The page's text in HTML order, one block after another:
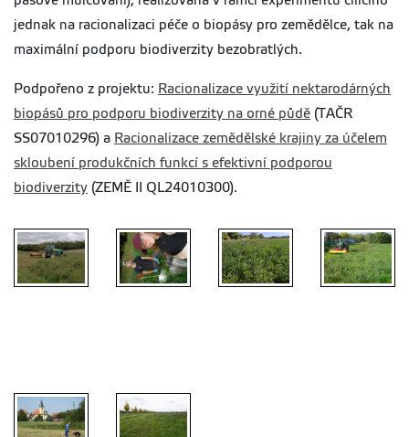
jednak na racionalizaci péče o biopásy pro zemědělce, tak na
maximální podporu biodiverzity bezobratlých.
Podpořeno z projektu: Racionalizace využití nektarodárných
biopásů pro podporu biodiverzity na orné půdě (TAČR
SS07010296) a Racionalizace zemědělské krajiny za účelem
skloubení produkčních funkcí s efektivní podporou
biodiverzity (ZEMĚ II QL24010300).